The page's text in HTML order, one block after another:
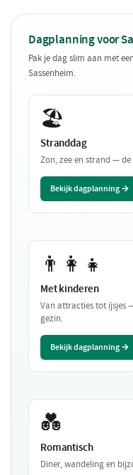
Dagplanning voor
Pak je dag slim aan met
Sassenheim.
🏖️
Stranddag
Zon, zee en strand —
Bekijk dagplanning →
👨‍👩‍👧
Met kinderen
Van attracties tot ijsjes
gezin.
Bekijk dagplanning →
💑
Romantisch
Diner, wandeling en